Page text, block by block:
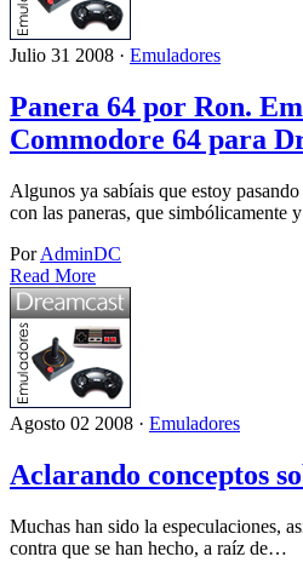
Julio 31 2008 · Emuladores
Panera 64 por Ron.
Commodore 64 para
Algunos ya sabíais que estoy
con las paneras, que simbólicamente
PorAdminDC
Read More
Agosto 02 2008 · Emuladores
Aclarando conceptos
Muchas han sido la especulaciones,
contra que se han hecho, a raíz de…